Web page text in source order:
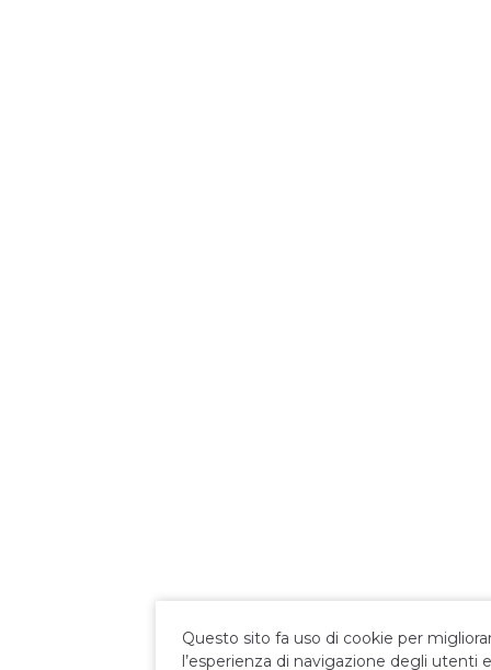
Questo sito fa uso di cookie per
l’esperienza di navigazione degli utenti